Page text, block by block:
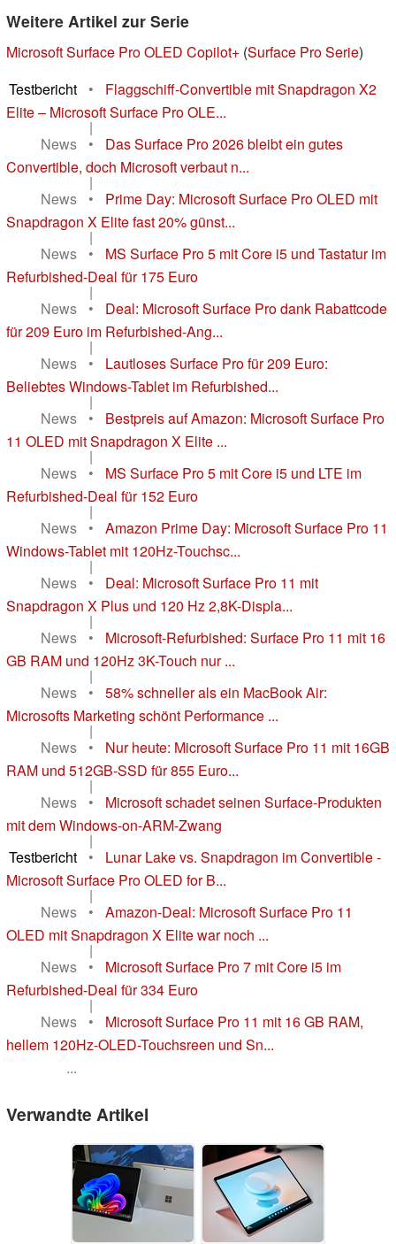
Weitere Artikel zur Serie
Microsoft Surface Pro OLED Copilot+ (Surface Pro Serie)
Testbericht
•
Flaggschiff-Convertible mit Snapdragon X2
Elite – Microsoft Surface Pro OLE...
|
News
•
Das Surface Pro 2026 bleibt ein gutes
Convertible, doch Microsoft verbaut n...
|
News
•
Prime Day: Microsoft Surface Pro OLED mit
Snapdragon X Elite fast 20% günst...
|
News
•
MS Surface Pro 5 mit Core i5 und Tastatur im
Refurbished-Deal für 175 Euro
|
News
•
Deal: Microsoft Surface Pro dank Rabattcode
für 209 Euro im Refurbished-Ang...
|
News
•
Lautloses Surface Pro für 209 Euro:
Beliebtes Windows-Tablet im Refurbished...
|
News
•
Bestpreis auf Amazon: Microsoft Surface Pro
11 OLED mit Snapdragon X Elite ...
|
News
•
MS Surface Pro 5 mit Core i5 und LTE im
Refurbished-Deal für 152 Euro
|
News
•
Amazon Prime Day: Microsoft Surface Pro 11
Windows-Tablet mit 120Hz-Touchsc...
|
News
•
Deal: Microsoft Surface Pro 11 mit
Snapdragon X Plus und 120 Hz 2,8K-Displa...
|
News
•
Microsoft-Refurbished: Surface Pro 11 mit 16
GB RAM und 120Hz 3K-Touch nur ...
|
News
•
58% schneller als ein MacBook Air:
Microsofts Marketing schönt Performance ...
|
News
•
Nur heute: Microsoft Surface Pro 11 mit 16GB
RAM und 512GB-SSD für 855 Euro...
|
News
•
Microsoft schadet seinen Surface-Produkten
mit dem Windows-on-ARM-Zwang
|
Testbericht
•
Lunar Lake vs. Snapdragon im Convertible -
Microsoft Surface Pro OLED for B...
|
News
•
Amazon-Deal: Microsoft Surface Pro 11
OLED mit Snapdragon X Elite war noch ...
|
News
•
Microsoft Surface Pro 7 mit Core i5 im
Refurbished-Deal für 334 Euro
|
News
•
Microsoft Surface Pro 11 mit 16 GB RAM,
hellem 120Hz-OLED-Touchsreen und Sn...
...
Verwandte Artikel